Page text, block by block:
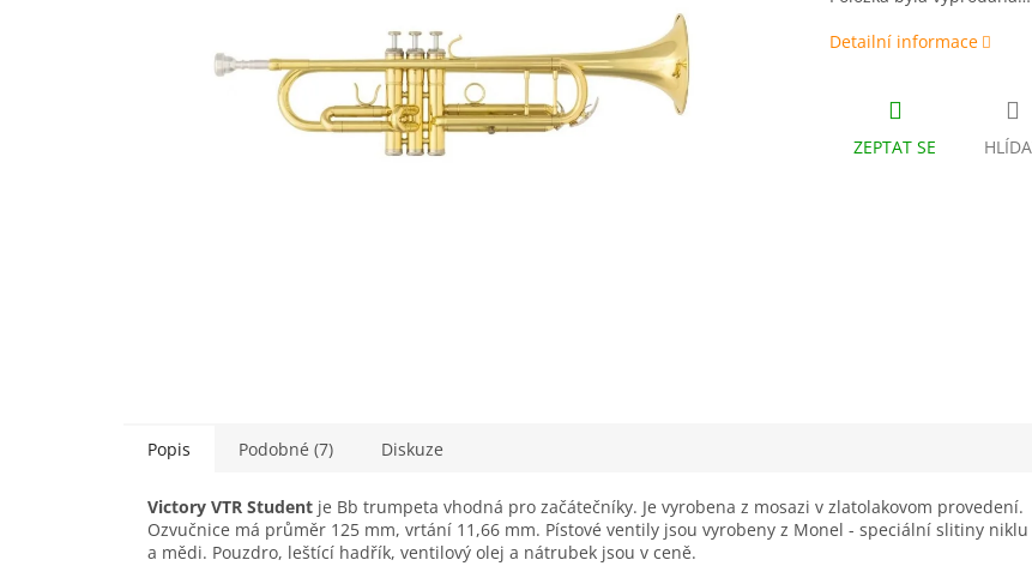
Detailní informace
ZEPTAT SE
Popis Podobné (7) Diskuze
Victory VTR Student je Bb trumpeta vhodná pro začátečníky. Je vyrobena z mosazi v zlatolakovom provedení.
Ozvučnice má průměr 125 mm, vrtání 11,66 mm. Pístové ventily jsou vyrobeny z Monel - speciální slitiny niklu
a mědi. Pouzdro, leštící hadřík, ventilový olej a nátrubek jsou v ceně.